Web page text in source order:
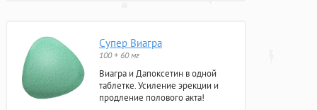
Супер Виагра
100 + 60 мг
Виагра и Дапоксетин в одной
таблетке. Усиление эрекции и
продление полового акта!